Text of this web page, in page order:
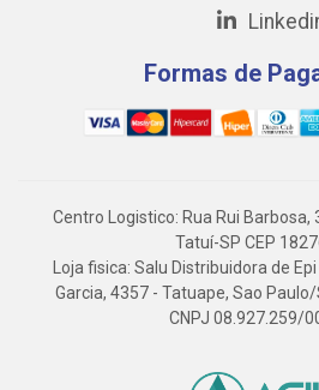
Formas de
Centro Logistico: Rua Rui Barbosa,
Tatuí-SP CEP
Loja fisica: Salu Distribuidora de
Garcia, 4357 - Tatuape, Sao
CNPJ 08.927.259/